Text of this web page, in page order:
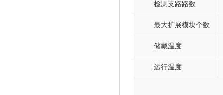
检测支路路数
最大扩展模块个数
储藏温度
运行温度